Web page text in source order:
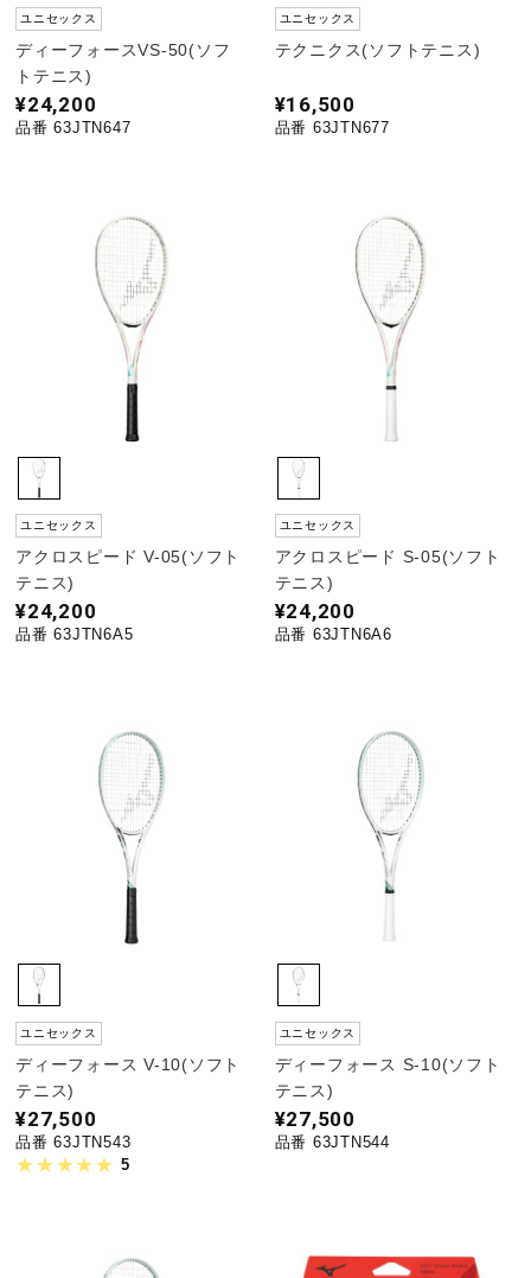
セール
サポート
直営店一覧
取扱店一覧
ユニセックス
ディーフォースVS-50(ソフ
トテニス)
¥24,200
品番 63JTN647
ユニセックス
テクニクス(ソフトテニス)
¥16,500
品番 63JTN677
ユニセックス
アクロスピード V-05(ソフト
テニス)
¥24,200
品番 63JTN6A5
ユニセックス
アクロスピード S-05(ソフト
テニス)
¥24,200
品番 63JTN6A6
ユニセックス
ディーフォース V-10(ソフト
テニス)
¥27,500
品番 63JTN543
5
ユニセックス
ディーフォース S-10(ソフト
テニス)
¥27,500
品番 63JTN544